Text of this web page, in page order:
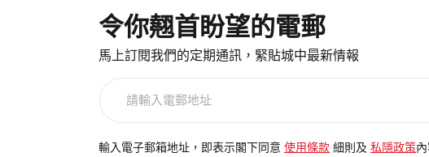
令你翹首盼望的電郵
馬上訂閱我們的定期通訊，緊貼城中最新情報
電
輸入電子郵箱地址，即表示閣下同意 使用條款 細則及 私隱政策